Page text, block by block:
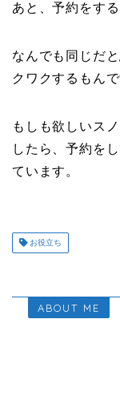
あと、予約をす
なんでも同じだ
クワクするもんで
もしも欲しいス
したら、予約を
ています。
お役立ち
ABOUT ME